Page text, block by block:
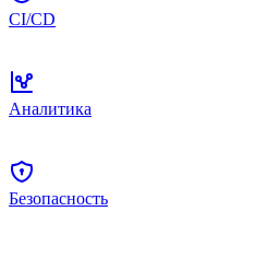
CI/CD
Аналитика
Безопасность